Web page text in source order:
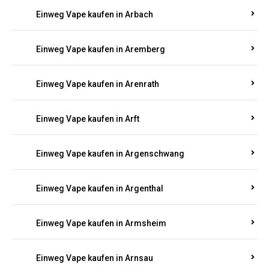
Einweg Vape kaufen in Arbach
Einweg Vape kaufen in Aremberg
Einweg Vape kaufen in Arenrath
Einweg Vape kaufen in Arft
Einweg Vape kaufen in Argenschwang
Einweg Vape kaufen in Argenthal
Einweg Vape kaufen in Armsheim
Einweg Vape kaufen in Arnsau